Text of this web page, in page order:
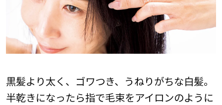
黒髪より太く、ゴワつき、うねりがちな白髪。
半乾きになったら指で毛束をアイロンのように